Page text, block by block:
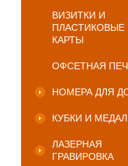
ВИЗИТКИ И
ПЛАСТИКОВЫЕ
КАРТЫ
ОФСЕТНАЯ
НОМЕРА ДЛЯ
КУБКИ И
ЛАЗЕРНАЯ
ГРАВИРОВКА